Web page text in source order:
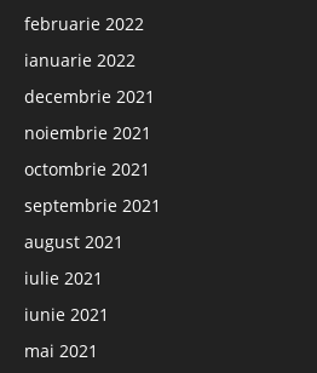
februarie 2022
ianuarie 2022
decembrie 2021
noiembrie 2021
octombrie 2021
septembrie 2021
august 2021
iulie 2021
iunie 2021
mai 2021